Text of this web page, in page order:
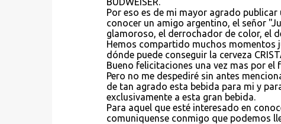
Por eso es de mi mayor agrado
conocer un amigo argentino, el señor
glamoroso, el derrochador de color, el
Hemos compartido muchos momentos
dónde puede conseguir la cerveza
Bueno felicitaciones una vez mas por el
Pero no me despediré sin antes
de tan agrado esta bebida para mi y
exclusivamente a esta gran bebida.
Para aquel que esté interesado en
comuniquense conmigo que podemos